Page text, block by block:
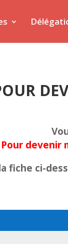
devenir
fiche ci-